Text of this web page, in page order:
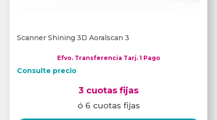
Scanner Shining 3D Aoralscan 3
Efvo. Transferencia Tarj. 1 Pago
Consulte precio
3 cuotas fijas
ó 6 cuotas fijas